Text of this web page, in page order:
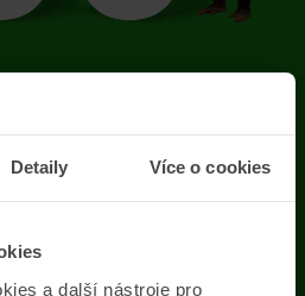
Detaily Více o cookies
a další nástroje pro
se vyskytla